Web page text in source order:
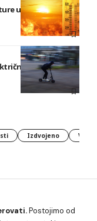
u BiH i do 41
romobila u
Izdvojeno
Postojimo od